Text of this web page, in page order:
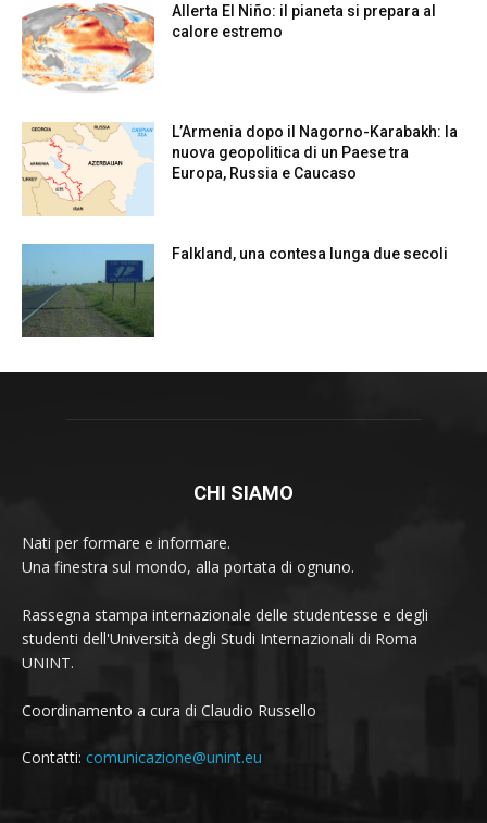
Allerta El Niño: il pianeta si prepara al
calore estremo
L’Armenia dopo il Nagorno-Karabakh: la
nuova geopolitica di un Paese tra
Europa, Russia e Caucaso
Falkland, una contesa lunga due secoli
CHI SIAMO
Nati per formare e informare.
Una finestra sul mondo, alla portata di ognuno.
Rassegna stampa internazionale delle studentesse e degli
studenti dell'Università degli Studi Internazionali di Roma
UNINT.
Coordinamento a cura di Claudio Russello
Contatti: comunicazione@unint.eu